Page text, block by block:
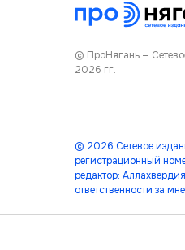
© ПроНягань —
2026 гг.
© 2026 Сетевое
регистрационный
редактор:
ответственности за